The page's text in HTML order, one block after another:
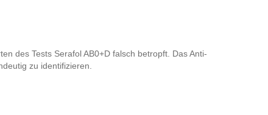
des Tests Serafol AB0+D falsch betropft. Das Anti-
zu identifizieren.